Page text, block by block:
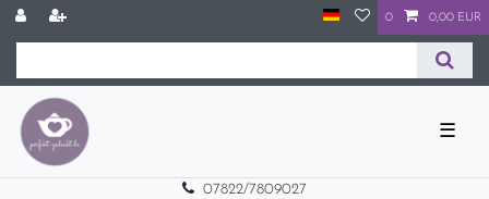
0 0,00 EUR
☰
07822/7809027